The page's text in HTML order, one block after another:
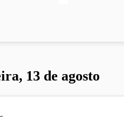
13 de agosto